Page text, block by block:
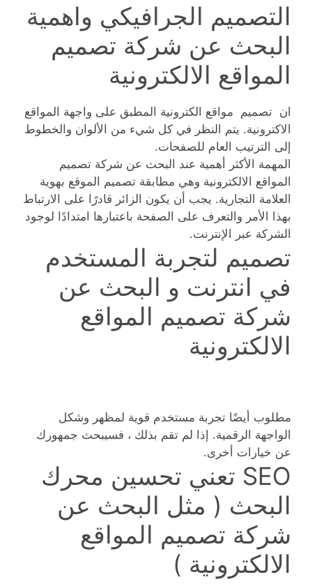
التصميم الجرافيكي واهمية
البحث عن شركة تصميم
المواقع الالكترونية
ان تصميم مواقع الكترونية المطبق على واجهة المواقع
الاكترونية. يتم النظر في كل شيء من الألوان والخطوط
إلى الترتيب العام للصفحات.
المهمة الأكثر أهمية عند البحث عن شركة تصميم
المواقع الالكترونية وهي مطابقة تصميم الموقع بهوية
العلامة التجارية. يجب أن يكون الزائر قادرًا على الارتباط
بهذا الأمر والتعرف على الصفحة باعتبارها امتدادًا لوجود
الشركة عبر الإنترنت.
تصميم لتجربة المستخدم
في انترنت و البحث عن
شركة تصميم المواقع
الالكترونية
مطلوب أيضًا تجربة مستخدم قوية لمظهر وشكل
الواجهة الرقمية. إذا لم تقم بذلك ، فسيبحث جمهورك
عن خيارات أخرى.
SEO تعني تحسين محرك
البحث ( مثل البحث عن
شركة تصميم المواقع
الالكترونية )